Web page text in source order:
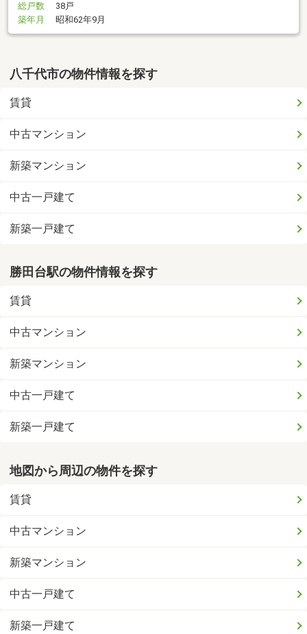
総戸数
38戸
築年月
昭和62年9月
八千代市の物件情報を探す
賃貸
中古マンション
新築マンション
中古一戸建て
新築一戸建て
勝田台駅の物件情報を探す
賃貸
中古マンション
新築マンション
中古一戸建て
新築一戸建て
地図から周辺の物件を探す
賃貸
中古マンション
新築マンション
中古一戸建て
新築一戸建て